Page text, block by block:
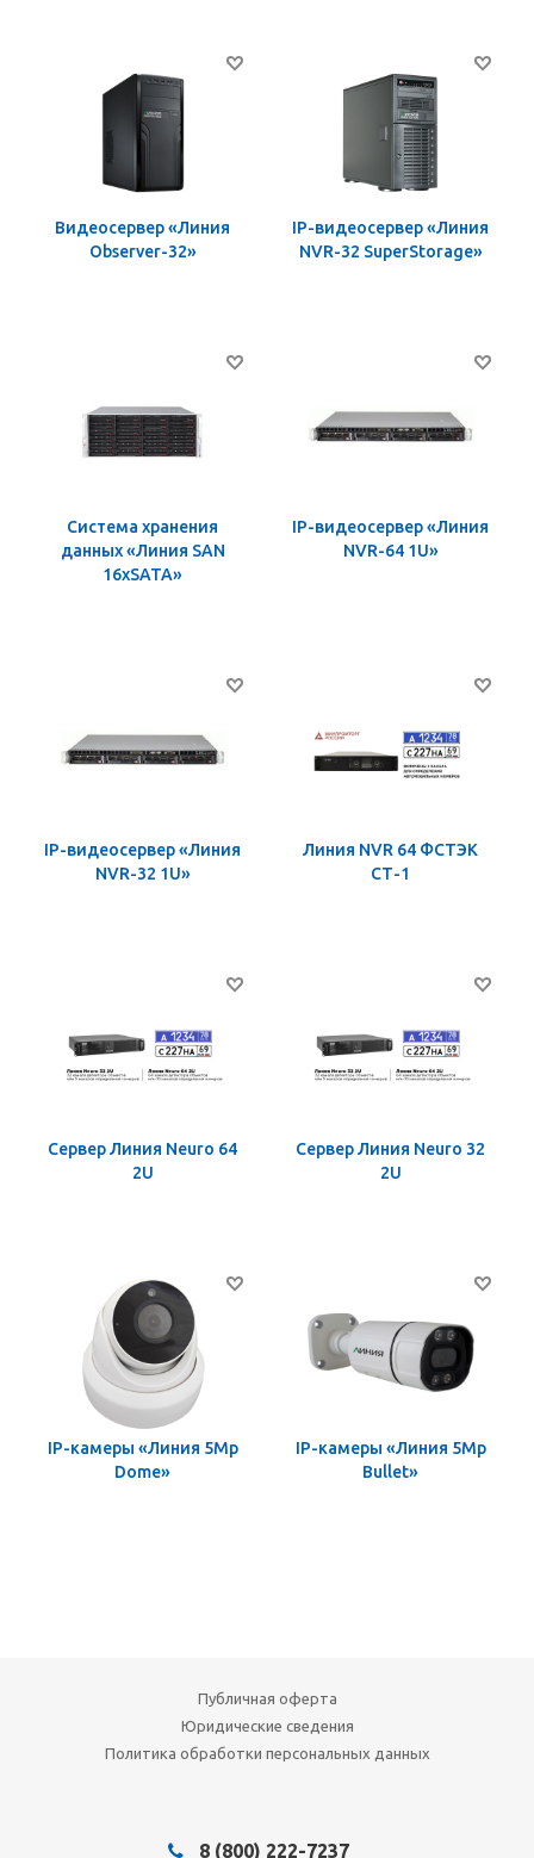
Видеосервер «Линия
Observer-32»
IP-видеосервер «Линия
NVR-32 SuperStorage»
Система хранения
данных «Линия SAN
16хSATA»
IP-видеосервер «Линия
NVR-64 1U»
IP-видеосервер «Линия
NVR-32 1U»
Линия NVR 64 ФСТЭК
СТ-1
Сервер Линия Neuro 64
2U
Сервер Линия Neuro 32
2U
IP-камеры «Линия 5Mp
Dome»
IP-камеры «Линия 5Mp
Bullet»
Публичная оферта
Юридические сведения
Политика обработки персональных данных
8 (800) 222-7237